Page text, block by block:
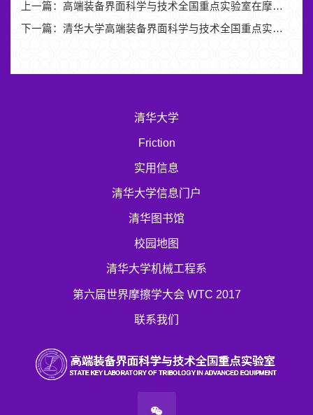
上一篇： 高端装备界面科学与技术全国重点实验室在摩擦电传感用于人机交互领域取得进展
下一篇： 清华大学高端装备界面科学与技术全国重点实验室在摩擦高压静电吸附研究领域取得进展
清华大学
Friction
实用信息
清华大学信息门户
清华图书馆
校园地图
清华大学机械工程系
第六届世界摩擦学大会 WTC 2017
联系我们